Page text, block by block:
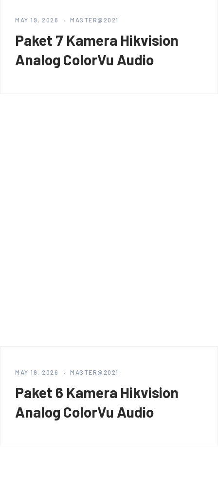
MAY 19, 2026 MASTER@2021
Paket 7 Kamera Hikvision
Analog ColorVu Audio
MAY 19, 2026 MASTER@2021
Paket 6 Kamera Hikvision
Analog ColorVu Audio